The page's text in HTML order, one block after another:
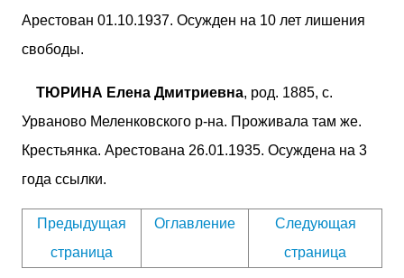
Арестован 01.10.1937. Осужден на 10 лет лишения
свободы.
ТЮРИНА Елена Дмитриевна, род. 1885, с.
Урваново Меленковского р-на. Проживала там же.
Крестьянка. Арестована 26.01.1935. Осуждена на 3
года ссылки.
Предыдущая
страница
Оглавление
Следующая
страница